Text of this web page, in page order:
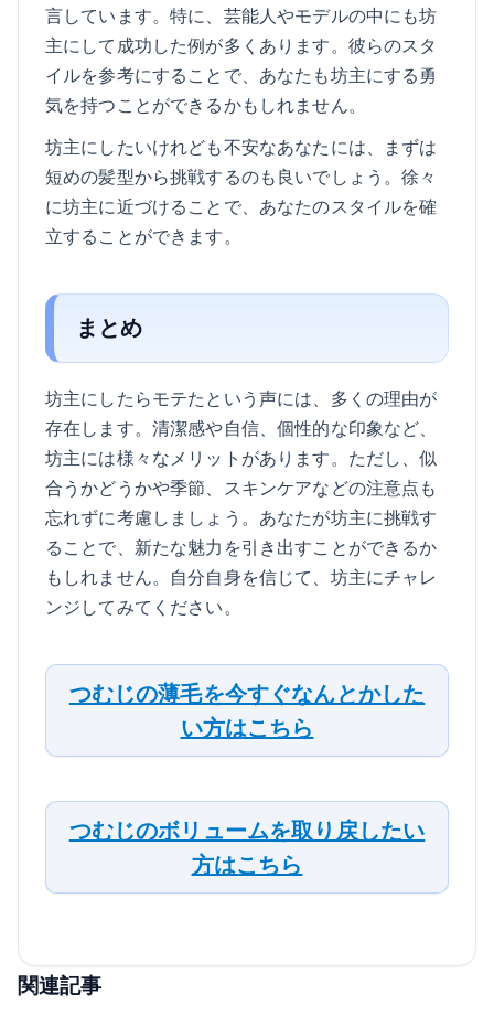
言しています。特に、芸能人やモデルの中にも坊
主にして成功した例が多くあります。彼らのスタ
イルを参考にすることで、あなたも坊主にする勇
気を持つことができるかもしれません。
坊主にしたいけれども不安なあなたには、まずは
短めの髪型から挑戦するのも良いでしょう。徐々
に坊主に近づけることで、あなたのスタイルを確
立することができます。
まとめ
坊主にしたらモテたという声には、多くの理由が
存在します。清潔感や自信、個性的な印象など、
坊主には様々なメリットがあります。ただし、似
合うかどうかや季節、スキンケアなどの注意点も
忘れずに考慮しましょう。あなたが坊主に挑戦す
ることで、新たな魅力を引き出すことができるか
もしれません。自分自身を信じて、坊主にチャレ
ンジしてみてください。
つむじの薄毛を今すぐなんとかした
い方はこちら
つむじのボリュームを取り戻したい
方はこちら
関連記事